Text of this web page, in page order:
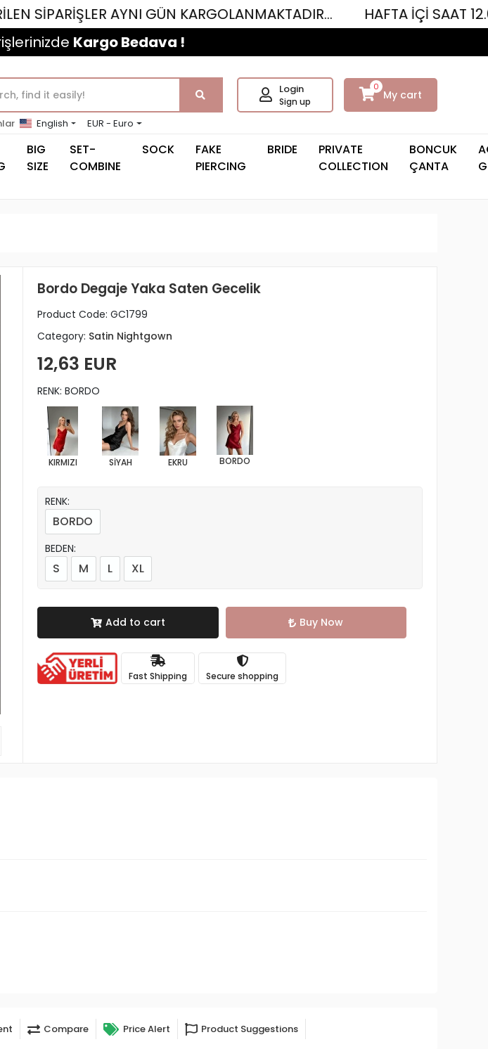
AYNI GÜN KARGOLANMAKTADIR...
HAFTA İÇİ SAAT 12.00'YE
Kargo Bedava !
English EUR - Euro
Login
Sign up
0
My cart
BIG
SIZE
SET-
COMBINE
SOCK
FAKE
PIERCING
BRIDE
PRIVATE
COLLECTION
BONCUK
ÇANTA
Bordo Degaje Yaka Saten Gecelik
Product Code: GC1799
Category: Satin Nightgown
12,63 EUR
RENK: BORDO
KIRMIZI SİYAH EKRU BORDO
RENK:
BORDO
BEDEN:
S M L XL
Add to cart Buy Now
Fast Shipping Secure shopping
Compare Price Alert Product Suggestions